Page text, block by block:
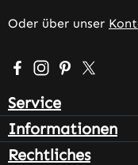
Oder über unser
Besuche uns auf
Schau auf
Lass dich
Folge
Service
Informationen
Rechtliches